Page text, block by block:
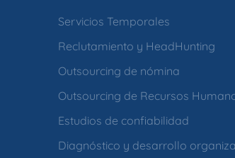
Servicios Temporales
Reclutamiento y HeadHunting
Outsourcing de nómina
Outsourcing de Recursos
Estudios de confiabilidad
Diagnóstico y desarrollo